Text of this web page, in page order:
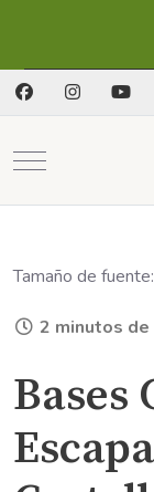
Mobile Menu
Tamaño de fuente:
2 minutos
Bases